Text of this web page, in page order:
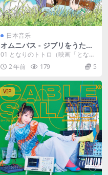
日本音乐
オムニバス - ジブリをうたう
2023 [24Bit/96kHz] [Hi-Res
Flac 1.62GB]
01 となりのトトロ（映画「となり
のトトロ」より） / 岸田繁（くる
り） 02 ...
2 年前 179 5
VIP